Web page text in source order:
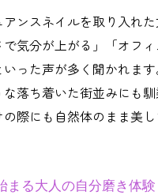
アンスネイルを取り入れ
で気分が上がる」「オフ
いった声が多く聞かれま
落ち着いた街並みにも
際にも自然体のまま美
まる大人の自分磨き体験